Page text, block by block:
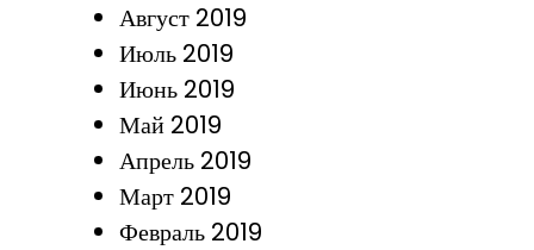
Август 2019
Июль 2019
Июнь 2019
Май 2019
Апрель 2019
Март 2019
Февраль 2019